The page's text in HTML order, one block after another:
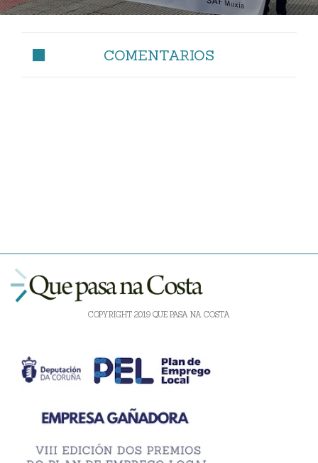
COMENTARIOS
COPYRIGHT 2019 QUE PASA NA COSTA